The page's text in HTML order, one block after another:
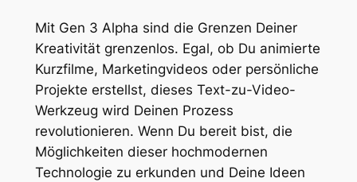
Mit Gen 3 Alpha sind die Grenzen Deiner
Kreativität grenzenlos. Egal, ob Du animierte
Kurzfilme, Marketingvideos oder persönliche
Projekte erstellst, dieses Text-zu-Video-
Werkzeug wird Deinen Prozess
revolutionieren. Wenn Du bereit bist, die
Möglichkeiten dieser hochmodernen
Technologie zu erkunden und Deine Ideen